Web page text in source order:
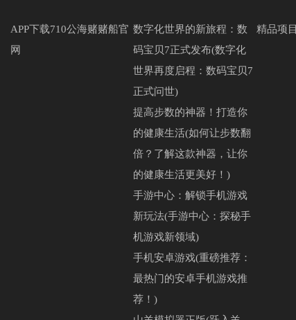
APP下载710公海赌赌船官
网
数字化世界的新旅程：数
码宝贝7正式发布(数字化
世界再度启程：数码宝贝7
正式问世)
提高步数的神器！打造你
的健康生活(如何让步数翻
倍？了解这款神器，让你
的健康生活更美好！)
手游中心：解锁手机游戏
新玩法(手游中心：探秘手
机游戏新领域)
手机安卓游戏(重磅推荐：
最热门的安卓手机游戏推
荐！)
精品项目